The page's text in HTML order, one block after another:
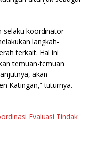
selaku koordinator
langkah-
terkait. Hal ini
temuan-temuan
akan
Katingan,” tuturnya.
Evaluasi Tindak